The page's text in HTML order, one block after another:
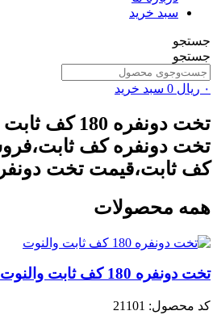
سبد خرید
جستجو
جستجو
۰ ریال 0 سبد خرید
تخت دونفره
تخت دونفره کف
کف ثابت،قیمت تخت
همه محصولات
تخت دونفره 180 کف ثابت والنوت
کد محصول: 21101